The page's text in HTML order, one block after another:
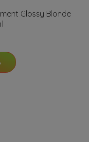
Glossy Blonde